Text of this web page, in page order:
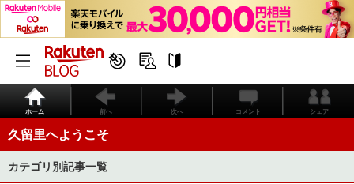
ホーム 前へ 次へ コメント シェア
久留里へようこそ
カテゴリ別記事一覧